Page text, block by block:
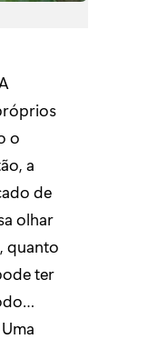
o
a
de
olhar
quanto
ter